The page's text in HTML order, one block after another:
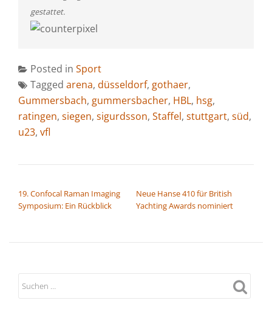
gestattet.
Posted in Sport
Tagged arena, düsseldorf, gothaer,
Gummersbach, gummersbacher, HBL, hsg,
ratingen, siegen, sigurdsson, Staffel, stuttgart, süd,
u23, vfl
19. Confocal Raman Imaging
Symposium: Ein Rückblick
Neue Hanse 410 für British
Yachting Awards nominiert